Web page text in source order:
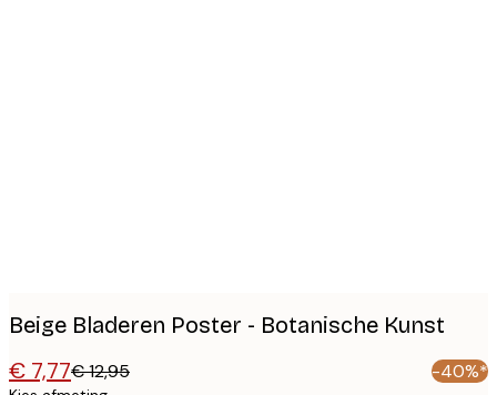
Beige Bladeren Poster - Botanische Kunst
€ 7,77€ 12,95 -40%*